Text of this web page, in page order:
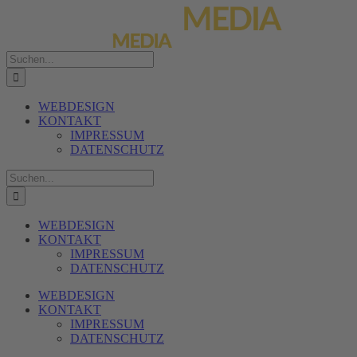
Suche
nach:
WEBDESIGN
KONTAKT
IMPRESSUM
DATENSCHUTZ
Suche
nach:
WEBDESIGN
KONTAKT
IMPRESSUM
DATENSCHUTZ
WEBDESIGN
KONTAKT
IMPRESSUM
DATENSCHUTZ